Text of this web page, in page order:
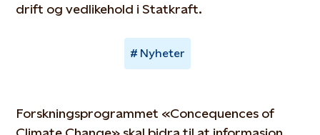
drift og vedlikehold i Statkraft.
Nyheter
Forskningsprogrammet «Concequences of